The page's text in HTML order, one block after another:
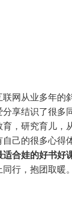
网从业多年的
享结识了很多
，研究育儿，
己的很多心得
合娃的好书好
行，抱团取暖。